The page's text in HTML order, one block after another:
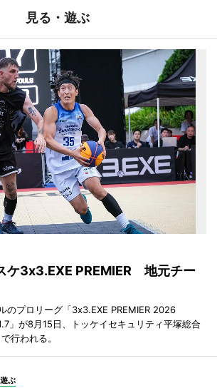
見る・遊ぶ
ケ3x3.EXE PREMIER 地元チー
のプロリーグ「3x3.EXE PREMIER 2026
」が8月15日、トッケイセキュリティ平塚総合
行われる。
ぶ